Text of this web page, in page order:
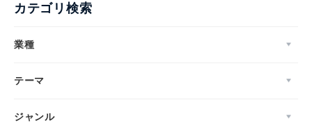
カテゴリ検索
業種
テーマ
ジャンル